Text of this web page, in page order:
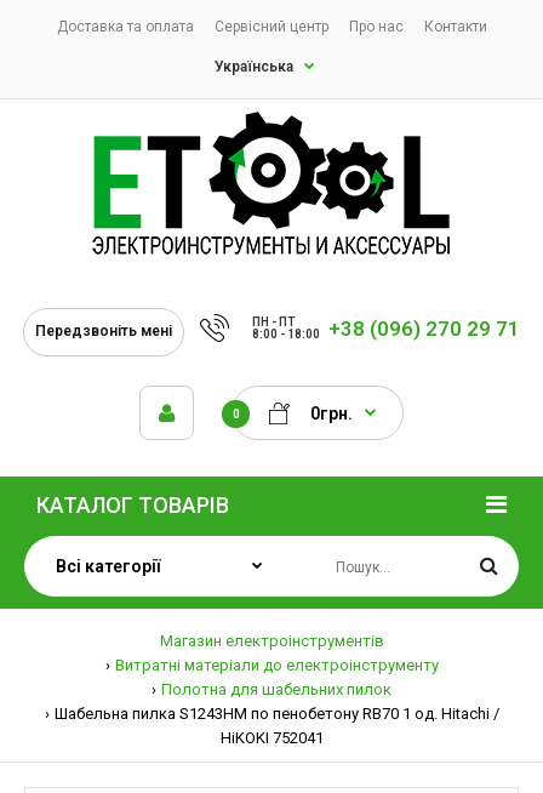
Доставка та оплата Сервісний центр Про нас Контакти
Українська
Передзвоніть мені
ПН - ПТ
8:00 - 18:00
+38 (096) 270 29 71
0 0грн.
КАТАЛОГ ТОВАРІВ
Магазин електроінструментів
Витратні матеріали до електроінструменту
Полотна для шабельних пилок
Шабельна пилка S1243HM по пенобетону RB70 1 од. Hitachi /
HiKOKI 752041